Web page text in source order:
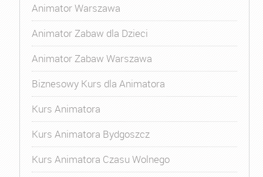
Animator Warszawa
Animator Zabaw dla Dzieci
Animator Zabaw Warszawa
Biznesowy Kurs dla Animatora
Kurs Animatora
Kurs Animatora Bydgoszcz
Kurs Animatora Czasu Wolnego